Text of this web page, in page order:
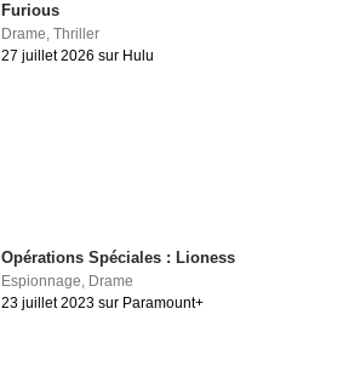
Furious
Drame,Thriller
27 juillet 2026 sur Hulu
Opérations Spéciales : Lioness
Espionnage Drame
23 juillet 2023 sur Paramount+